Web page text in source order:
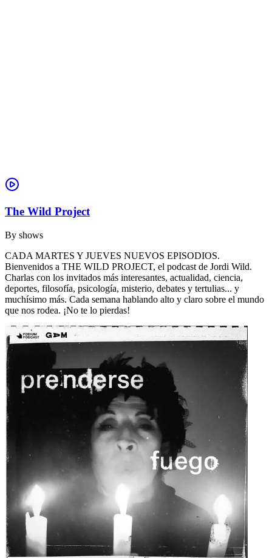
The Wild Project
By shows
CADA MARTES Y JUEVES NUEVOS EPISODIOS.
Bienvenidos a THE WILD PROJECT, el podcast de Jordi Wild.
Charlas con los invitados más interesantes, actualidad, ciencia,
deportes, filosofía, psicología, misterio, debates y tertulias... y
muchísimo más. Cada semana hablando alto y claro sobre el mundo
que nos rodea. ¡No te lo pierdas!